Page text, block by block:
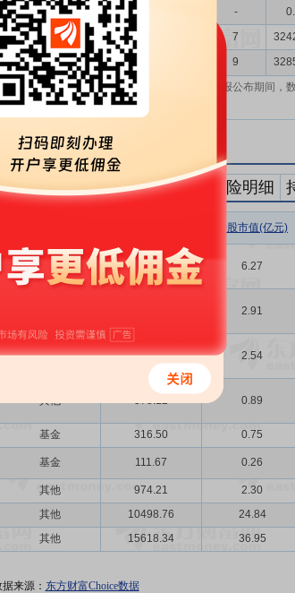
-
7
9
；在上市公司报表、基金季报、半年报和年报公布期间，
明细 持仓社保明细 持仓保险明细
持股市值(亿元)
其他 2651.50 6.27
2.91
其他 1073.63 2.54
其他 378.12 0.89
基金 316.50 0.75
基金 111.67 0.26
其他 974.21 2.30
其他 10498.76 24.84
其他 15618.34 36.95
来源： 东方财富Choice数据